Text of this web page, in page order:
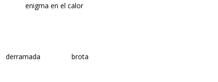
enigma en el calor
derramada brota